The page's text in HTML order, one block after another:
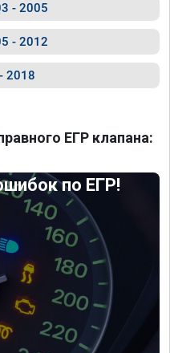
- 2005
- 2012
2018
ЕГР клапана:
по ЕГР!